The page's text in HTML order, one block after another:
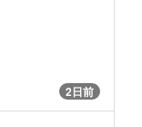
2日前